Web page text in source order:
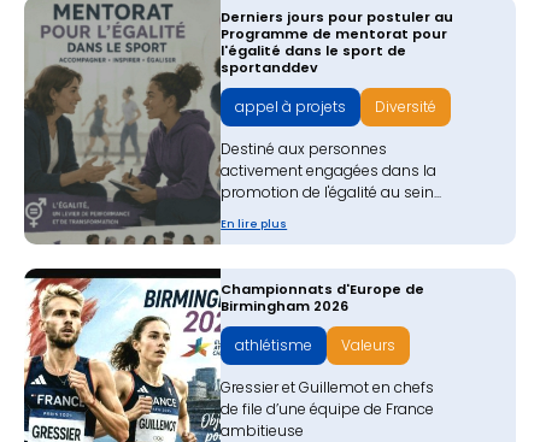
Derniers jours pour postuler au
Programme de mentorat pour
l'égalité dans le sport de
sportanddev
appel à projets Diversité
Destiné aux personnes
activement engagées dans la
promotion de l'égalité au sein...
En lire plus
Championnats d'Europe de
Birmingham 2026
athlétisme Valeurs
Gressier et Guillemot en chefs
de file d’une équipe de France
ambitieuse